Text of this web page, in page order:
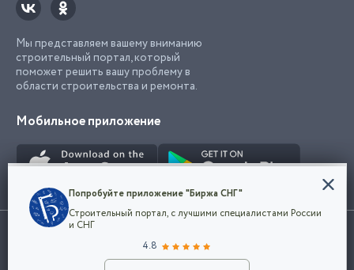
Мы представляем вашему вниманию
строительный портал, который
поможет решить вашу проблему в
области строительства и ремонта.
Мобильное приложение
Использование сайта, в том числе подача объявлений, означает
марки представленные на сайте являются собственностью их
Конфиденциальность
Мы используем файлы cookie, чтобы сделать
наш сайт удобным для каждого
Политикой конфиденциальности компании
Попробуйте приложение "Биржа СНГ"
Строительный портал, с лучшими специалистами России
и СНГ
4.8